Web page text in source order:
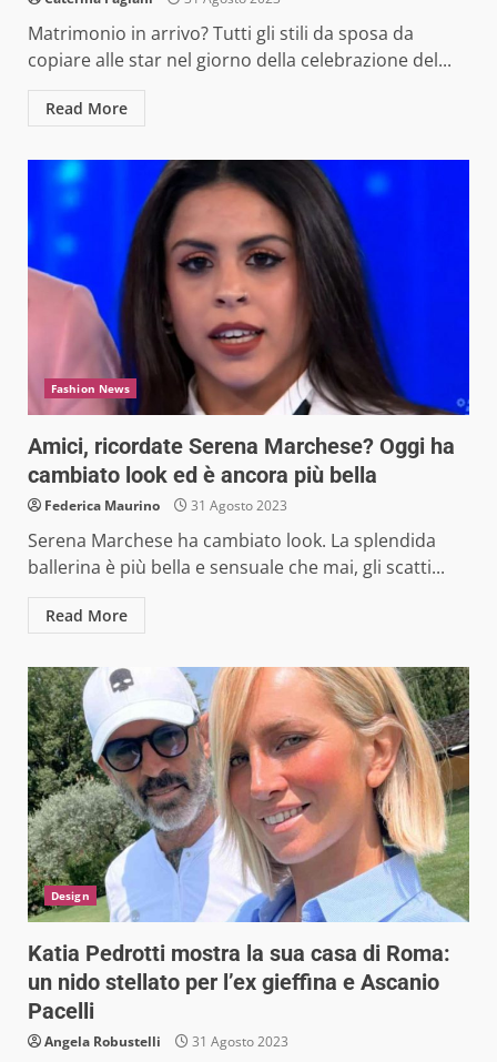
Matrimonio in arrivo? Tutti gli stili da sposa da
copiare alle star nel giorno della celebrazione del...
Read More
Fashion News
Amici, ricordate Serena Marchese? Oggi ha
cambiato look ed è ancora più bella
Federica Maurino 31 Agosto 2023
Serena Marchese ha cambiato look. La splendida
ballerina è più bella e sensuale che mai, gli scatti...
Read More
Design
Katia Pedrotti mostra la sua casa di Roma:
un nido stellato per l’ex gieffina e Ascanio
Pacelli
Angela Robustelli 31 Agosto 2023